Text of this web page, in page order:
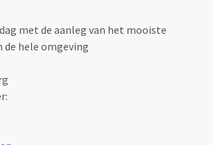
met de aanleg van het mooiste
hele omgeving